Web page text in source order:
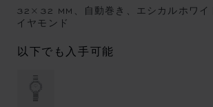
32×32 MM、自動巻き、エシカルホワイ
イヤモンド
以下でも入手可能